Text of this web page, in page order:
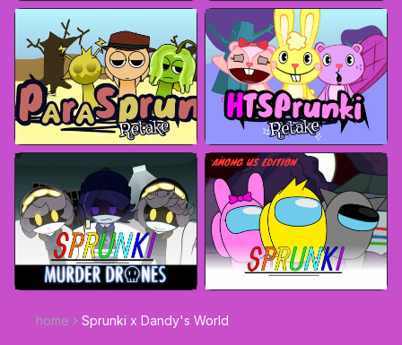
home Sprunki x Dandy's World